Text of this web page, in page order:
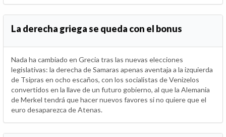
La derecha griega se queda con el bonus
Nada ha cambiado en Grecia tras las nuevas elecciones
legislativas: la derecha de Samaras apenas aventaja a la izquierda
de Tsipras en ocho escaños, con los socialistas de Venizelos
convertidos en la llave de un futuro gobierno, al que la Alemania
de Merkel tendrá que hacer nuevos favores si no quiere que el
euro desaparezca de Atenas.